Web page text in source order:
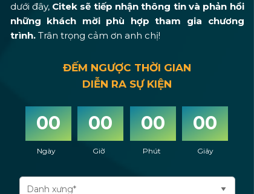
ĐẾM NGƯỢC THỜI GIAN
DIỄN RA SỰ KIỆN
00 00 00 00
Ngày Giờ Phút Giây
dưới đây, Citek sẽ tiếp nhận thông tin và phản hồi
những khách mời phù hợp tham gia chương
trình.Trân trọng cảm ơn anh chị!